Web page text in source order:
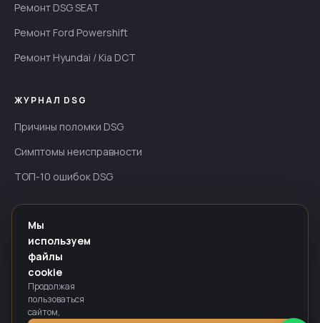
Ремонт DSG SEAT
Ремонт Ford Powershift
Ремонт Hyundai / Kia DCT
ЖУРНАЛ DSG
Причины поломки DSG
Симптомы неисправности
ТОП-10 ошибок DSG
ИНФОРМАЦИЯ
Гарантия — до 24 мес
Оплата
Политика конфиденциальности
Мы
используем
файлы
cookie
Продолжая
пользоваться
сайтом,